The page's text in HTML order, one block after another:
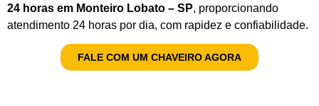
24 horas em Monteiro Lobato – SP, proporcionando
atendimento 24 horas por dia, com rapidez e confiabilidade.
FALE COM UM CHAVEIRO AGORA